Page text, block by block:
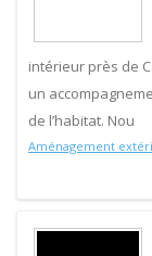
intérieur près de
un
de l’habitat. Nou
Aménagement